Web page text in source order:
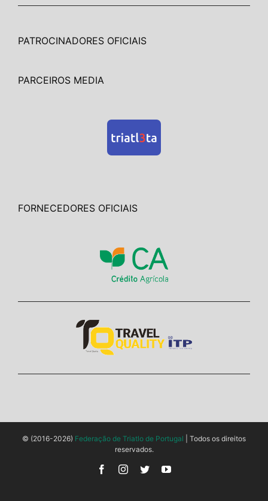
PATROCINADORES OFICIAIS
PARCEIROS MEDIA
FORNECEDORES OFICIAIS
© (2016-2026) Federação de Triatlo de Portugal | Todos os direitos
reservados.
FacebookInstagram
TwitterYouTube